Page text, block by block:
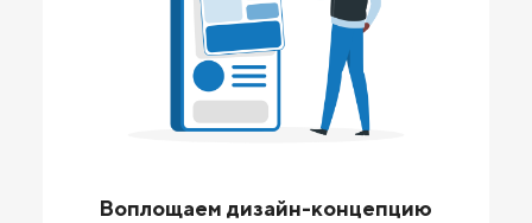
Воплощаем дизайн-концепцию